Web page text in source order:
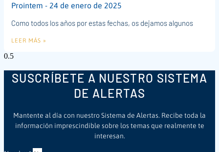
Prointem
24 de enero de 2025
Como todos los años por estas fechas, os dejamos algunos
LEER MÁS »
SUSCRÍBETE A NUESTRO SISTEMA
DE ALERTAS
Mantente al día con nuestro Sistema de Alertas. Recibe toda la
información imprescindible sobre los temas que realmente te
interesan.